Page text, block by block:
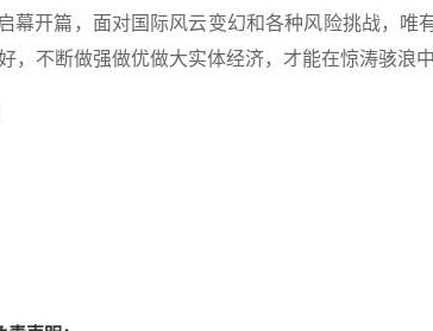
开篇，面对国际风云变幻和各种风险挑战，唯
，不断做强做优做大实体经济，才能在惊涛骇浪